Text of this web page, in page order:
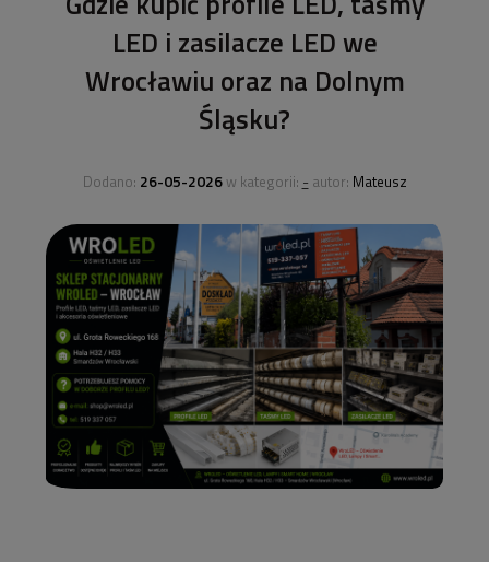
LED i zasilacze LED we
Wrocławiu oraz na Dolnym
Śląsku?
Dodano: 26-05-2026w kategorii: - autor: Mateusz